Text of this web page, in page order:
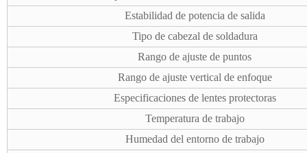
Estabilidad de potencia de salida
Tipo de cabezal de soldadura
Rango de ajuste de puntos
Rango de ajuste vertical de enfoque
Especificaciones de lentes protectoras
Temperatura de trabajo
Humedad del entorno de trabajo